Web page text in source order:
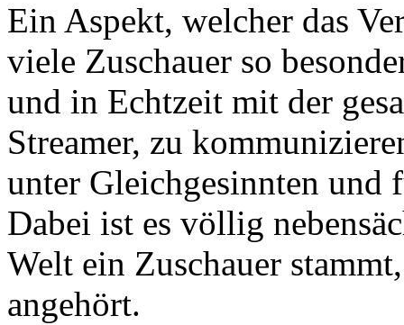
Ein Aspekt, welcher das
viele Zuschauer so
und in Echtzeit mit der
Streamer, zu
unter Gleichgesinnten und
Dabei ist es völlig
Welt ein Zuschauer
angehört.